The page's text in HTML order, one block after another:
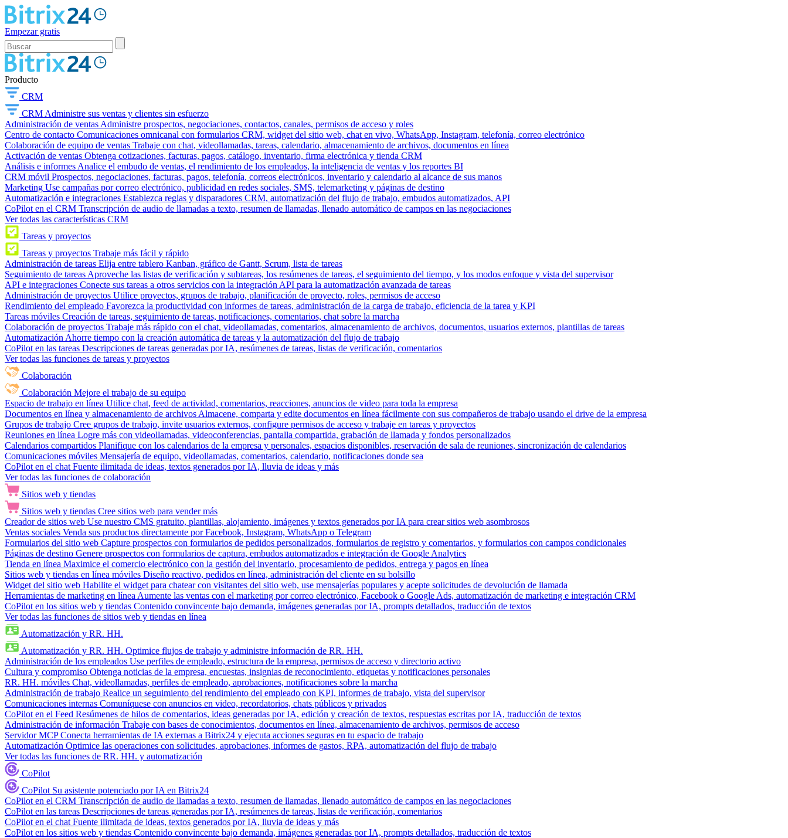
Empezar gratis
Producto
CRM
CRM Administre sus ventas y clientes sin esfuerzo
Administración de ventas Administre prospectos, negociaciones, contactos, canales, permisos de acceso y roles
Centro de contacto Comunicaciones omnicanal con formularios CRM, widget del sitio web, chat en vivo, WhatsApp, Instagram, telefonía, correo electrónico
Colaboración de equipo de ventas Trabaje con chat, videollamadas, tareas, calendario, almacenamiento de archivos, documentos en línea
Activación de ventas Obtenga cotizaciones, facturas, pagos, catálogo, inventario, firma electrónica y tienda CRM
Análisis e informes Analice el embudo de ventas, el rendimiento de los empleados, la inteligencia de ventas y los reportes BI
CRM móvil Prospectos, negociaciones, facturas, pagos, telefonía, correos electrónicos, inventario y calendario al alcance de sus manos
Marketing Use campañas por correo electrónico, publicidad en redes sociales, SMS, telemarketing y páginas de destino
Automatización e integraciones Establezca reglas y disparadores CRM, automatización del flujo de trabajo, embudos automatizados, API
CoPilot en el CRM Transcripción de audio de llamadas a texto, resumen de llamadas, llenado automático de campos en las negociaciones
Ver todas las características CRM
Tareas y proyectos
Tareas y proyectos Trabaje más fácil y rápido
Administración de tareas Elija entre tablero Kanban, gráfico de Gantt, Scrum, lista de tareas
Seguimiento de tareas Aproveche las listas de verificación y subtareas, los resúmenes de tareas, el seguimiento del tiempo, y los modos enfoque y vista del supervisor
API e integraciones Conecte sus tareas a otros servicios con la integración API para la automatización avanzada de tareas
Administración de proyectos Utilice proyectos, grupos de trabajo, planificación de proyecto, roles, permisos de acceso
Rendimiento del empleado Favorezca la productividad con informes de tareas, administración de la carga de trabajo, eficiencia de la tarea y KPI
Tareas móviles Creación de tareas, seguimiento de tareas, notificaciones, comentarios, chat sobre la marcha
Colaboración de proyectos Trabaje más rápido con el chat, videollamadas, comentarios, almacenamiento de archivos, documentos, usuarios externos, plantillas de tareas
Automatización Ahorre tiempo con la creación automática de tareas y la automatización del flujo de trabajo
CoPilot en las tareas Descripciones de tareas generadas por IA, resúmenes de tareas, listas de verificación, comentarios
Ver todas las funciones de tareas y proyectos
Colaboración
Colaboración Mejore el trabajo de su equipo
Espacio de trabajo en línea Utilice chat, feed de actividad, comentarios, reacciones, anuncios de video para toda la empresa
Documentos en línea y almacenamiento de archivos Almacene, comparta y edite documentos en línea fácilmente con sus compañeros de trabajo usando el drive de la empresa
Grupos de trabajo Cree grupos de trabajo, invite usuarios externos, configure permisos de acceso y trabaje en tareas y proyectos
Reuniones en línea Logre más con videollamadas, videoconferencias, pantalla compartida, grabación de llamada y fondos personalizados
Calendarios compartidos Planifique con los calendarios de la empresa y personales, espacios disponibles, reservación de sala de reuniones, sincronización de calendarios
Comunicaciones móviles Mensajería de equipo, videollamadas, comentarios, calendario, notificaciones donde sea
CoPilot en el chat Fuente ilimitada de ideas, textos generados por IA, lluvia de ideas y más
Ver todas las funciones de colaboración
Sitios web y tiendas
Sitios web y tiendas Cree sitios web para vender más
Creador de sitios web Use nuestro CMS gratuito, plantillas, alojamiento, imágenes y textos generados por IA para crear sitios web asombrosos
Ventas sociales Venda sus productos directamente por Facebook, Instagram, WhatsApp o Telegram
Formularios del sitio web Capture prospectos con formularios de pedidos personalizados, formularios de registro y comentarios, y formularios con campos condicionales
Páginas de destino Genere prospectos con formularios de captura, embudos automatizados e integración de Google Analytics
Tienda en línea Maximice el comercio electrónico con la gestión del inventario, procesamiento de pedidos, entrega y pagos en línea
Sitios web y tiendas en línea móviles Diseño reactivo, pedidos en línea, administración del cliente en su bolsillo
Widget del sitio web Habilite el widget para chatear con visitantes del sitio web, use mensajerías populares y acepte solicitudes de devolución de llamada
Herramientas de marketing en línea Aumente las ventas con el marketing por correo electrónico, Facebook o Google Ads, automatización de marketing e integración CRM
CoPilot en los sitios web y tiendas Contenido convincente bajo demanda, imágenes generadas por IA, prompts detallados, traducción de textos
Ver todas las funciones de sitios web y tiendas en línea
Automatización y RR. HH.
Automatización y RR. HH. Optimice flujos de trabajo y administre información de RR. HH.
Administración de los empleados Use perfiles de empleado, estructura de la empresa, permisos de acceso y directorio activo
Cultura y compromiso Obtenga noticias de la empresa, encuestas, insignias de reconocimiento, etiquetas y notificaciones personales
RR. HH. móviles Chat, videollamadas, perfiles de empleado, aprobaciones, notificaciones sobre la marcha
Administración de trabajo Realice un seguimiento del rendimiento del empleado con KPI, informes de trabajo, vista del supervisor
Comunicaciones internas Comuníquese con anuncios en video, recordatorios, chats públicos y privados
CoPilot en el Feed Resúmenes de hilos de comentarios, ideas generadas por IA, edición y creación de textos, respuestas escritas por IA, traducción de textos
Administración de información Trabaje con bases de conocimientos, documentos en línea, almacenamiento de archivos, permisos de acceso
Servidor MCP Conecta herramientas de IA externas a Bitrix24 y ejecuta acciones seguras en tu espacio de trabajo
Automatización Optimice las operaciones con solicitudes, aprobaciones, informes de gastos, RPA, automatización del flujo de trabajo
Ver todas las funciones de RR. HH. y automatización
CoPilot
CoPilot Su asistente potenciado por IA en Bitrix24
CoPilot en el CRM Transcripción de audio de llamadas a texto, resumen de llamadas, llenado automático de campos en las negociaciones
CoPilot en las tareas Descripciones de tareas generadas por IA, resúmenes de tareas, listas de verificación, comentarios
CoPilot en el chat Fuente ilimitada de ideas, textos generados por IA, lluvia de ideas y más
CoPilot en los sitios web y tiendas Contenido convincente bajo demanda, imágenes generadas por IA, prompts detallados, traducción de textos